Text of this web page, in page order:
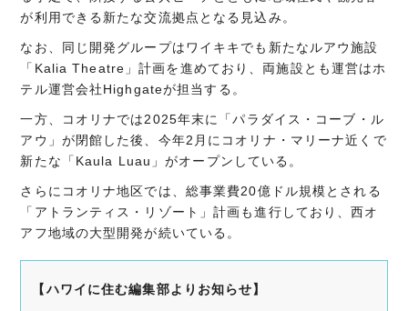
が利用できる新たな交流拠点となる見込み。
なお、同じ開発グループはワイキキでも新たなルアウ施設
「Kalia Theatre」計画を進めており、両施設とも運営はホ
テル運営会社Highgateが担当する。
一方、コオリナでは2025年末に「パラダイス・コーブ・ル
アウ」が閉館した後、今年2月にコオリナ・マリーナ近くで
新たな「Kaula Luau」がオープンしている。
さらにコオリナ地区では、総事業費20億ドル規模とされる
「アトランティス・リゾート」計画も進行しており、西オ
アフ地域の大型開発が続いている。
【ハワイに住む編集部よりお知らせ】